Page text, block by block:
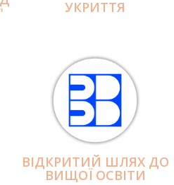
УКРИТТЯ
ВІДКРИТИЙ ШЛЯХ ДО
ВИЩОЇ ОСВІТИ